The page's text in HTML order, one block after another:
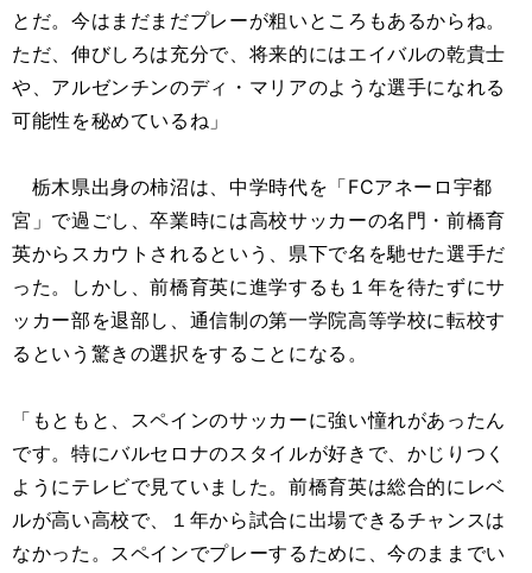
とだ。今はまだまだプレーが粗いところもあるからね。
ただ、伸びしろは充分で、将来的にはエイバルの乾貴士
や、アルゼンチンのディ・マリアのような選手になれる
可能性を秘めているね」
栃木県出身の柿沼は、中学時代を「FCアネーロ宇都
宮」で過ごし、卒業時には高校サッカーの名門・前橋育
英からスカウトされるという、県下で名を馳せた選手だ
った。しかし、前橋育英に進学するも１年を待たずにサ
ッカー部を退部し、通信制の第一学院高等学校に転校す
るという驚きの選択をすることになる。
「もともと、スペインのサッカーに強い憧れがあったん
です。特にバルセロナのスタイルが好きで、かじりつく
ようにテレビで見ていました。前橋育英は総合的にレベ
ルが高い高校で、１年から試合に出場できるチャンスは
なかった。スペインでプレーするために、今のままでい